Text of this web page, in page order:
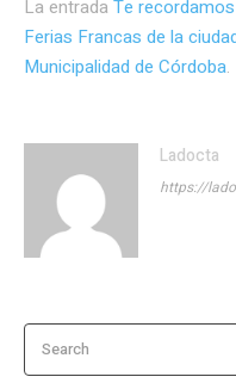
La entrada Te
Ferias Francas de la
Municipalidad de Córdoba.
Ladocta
https://
Search